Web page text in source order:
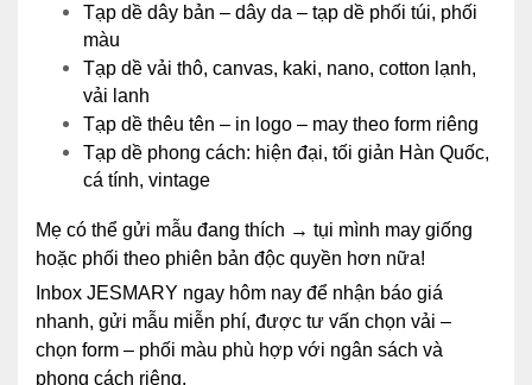
Tạp dề dây bản – dây da – tạp dề phối túi, phối
màu
Tạp dề vải thô, canvas, kaki, nano, cotton lạnh,
vải lanh
Tạp dề thêu tên – in logo – may theo form riêng
Tạp dề phong cách: hiện đại, tối giản Hàn Quốc,
cá tính, vintage
Mẹ có thể gửi mẫu đang thích → tụi mình may giống
hoặc phối theo phiên bản độc quyền hơn nữa!
Inbox JESMARY ngay hôm nay để nhận báo giá
nhanh, gửi mẫu miễn phí, được tư vấn chọn vải –
chọn form – phối màu phù hợp với ngân sách và
phong cách riêng.